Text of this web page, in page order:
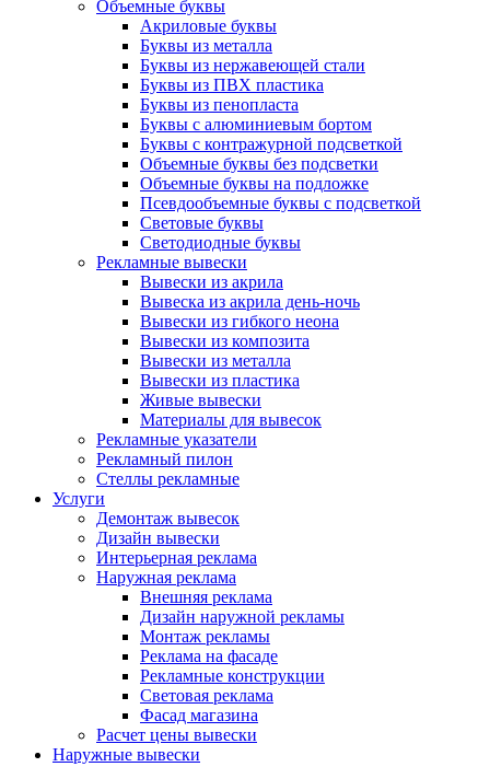
Объемные буквы
Акриловые буквы
Буквы из металла
Буквы из нержавеющей стали
Буквы из ПВХ пластика
Буквы из пенопласта
Буквы с алюминиевым бортом
Буквы с контражурной подсветкой
Объемные буквы без подсветки
Объемные буквы на подложке
Псевдообъемные буквы с подсветкой
Световые буквы
Светодиодные буквы
Рекламные вывески
Вывески из акрила
Вывеска из акрила день-ночь
Вывески из гибкого неона
Вывески из композита
Вывески из металла
Вывески из пластика
Живые вывески
Материалы для вывесок
Рекламные указатели
Рекламный пилон
Стеллы рекламные
Услуги
Демонтаж вывесок
Дизайн вывески
Интерьерная реклама
Наружная реклама
Внешняя реклама
Дизайн наружной рекламы
Монтаж рекламы
Реклама на фасаде
Рекламные конструкции
Световая реклама
Фасад магазина
Расчет цены вывески
Наружные вывески